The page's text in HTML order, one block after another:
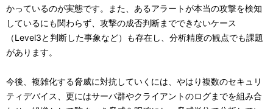
かっているのが実態です。また、あるアラートが本当の攻撃を検知
しているにも関わらず、攻撃の成否判断までできないケース
（Level3と判断した事象など）も存在し、分析精度の観点でも課題
があります。
今後、複雑化する脅威に対抗していくには、やはり複数のセキュリ
ティデバイス、更にはサーバ群やクライアントのログまでを組み合